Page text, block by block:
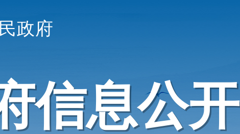
政府
信息公开